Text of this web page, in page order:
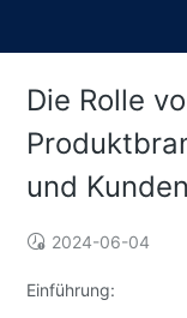
Die Rolle
und
2024-06-04
Einführung: